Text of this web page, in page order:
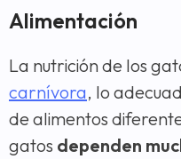
Alimentación
La nutrición de los
carnívora, lo
de alimentos
gatos dependen